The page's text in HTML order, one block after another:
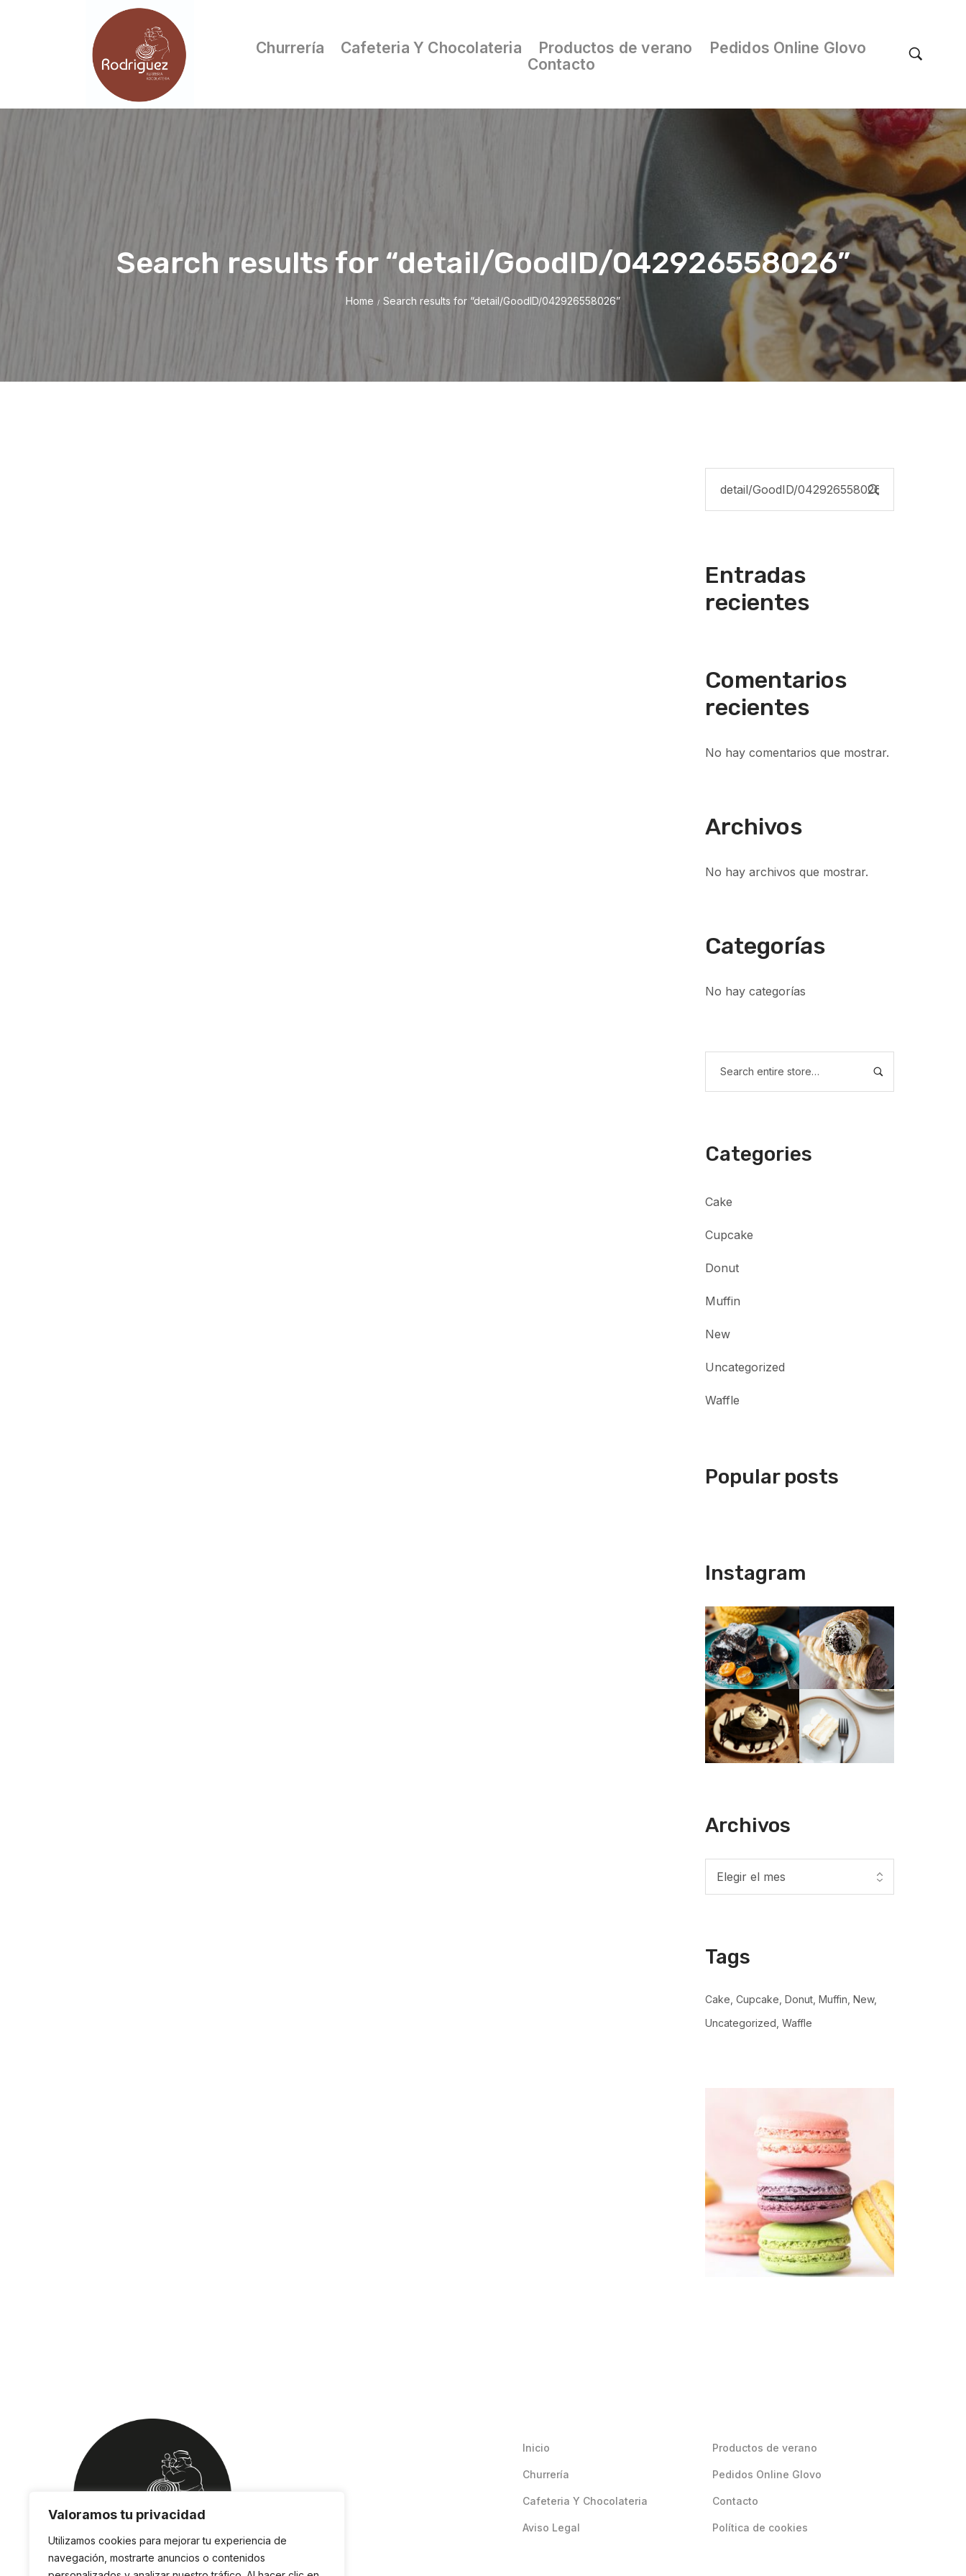
Valoramos tu privacidad
Utilizamos cookies para mejorar tu experiencia de
navegación, mostrarte anuncios o contenidos
Churrería Cafeteria Y Chocolateria Productos de verano
Pedidos Online Glovo
Contacto
Search results for “detail/GoodID/042926558026”
Home / Search results for “detail/GoodID/042926558026”
Entradas
recientes
Comentarios
recientes
No hay comentarios que mostrar.
Archivos
No hay archivos que mostrar.
Categorías
No hay categorías
Categories
Cake
Cupcake
Donut
Muffin
New
Uncategorized
Waffle
Popular posts
Instagram
Archivos
Tags
Cake Cupcake Donut Muffin New
Uncategorized Waffle
Inicio
Churrería
Cafeteria Y Chocolateria
Aviso Legal
Productos de verano
Pedidos Online Glovo
Contacto
Política de cookies